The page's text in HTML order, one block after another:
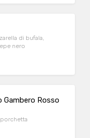
di bufala,
nero
Gambero Rosso